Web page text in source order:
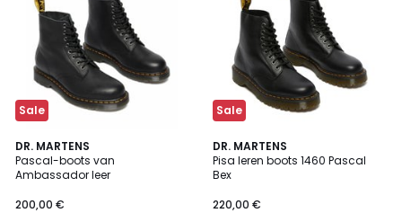
Sale
DR. MARTENS
Pascal-boots van
Ambassador leer
200,00 €
4,6
/ 5
Sale
DR. MARTENS
Pisa leren boots 1460 Pascal
Bex
220,00 €
5
/
5